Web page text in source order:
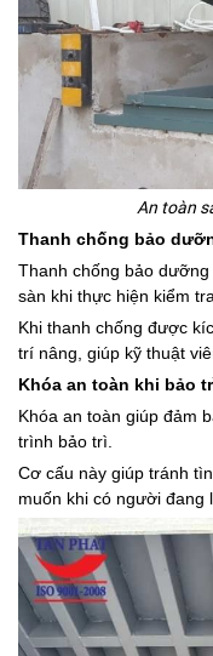
An toàn
Thanh chống bảo
Thanh chống bảo
sàn khi thực hiện kiểm
Khi thanh chống được
trí nâng, giúp kỹ thuật
Khóa an toàn khi bảo
Khóa an toàn giúp đảm
trình bảo trì.
Cơ cấu này giúp tránh
muốn khi có người đang